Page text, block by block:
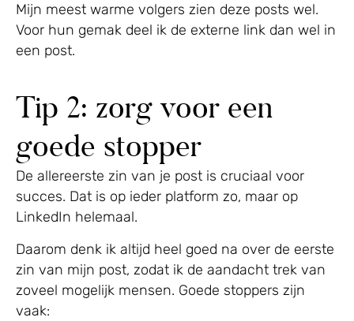
Mijn meest warme volgers zien deze posts wel.
Voor hun gemak deel ik de externe link dan wel in
een post.
Tip 2: zorg voor een
goede stopper
De allereerste zin van je post is cruciaal voor
succes. Dat is op ieder platform zo, maar op
LinkedIn helemaal.
Daarom denk ik altijd heel goed na over de eerste
zin van mijn post, zodat ik de aandacht trek van
zoveel mogelijk mensen. Goede stoppers zijn
vaak: